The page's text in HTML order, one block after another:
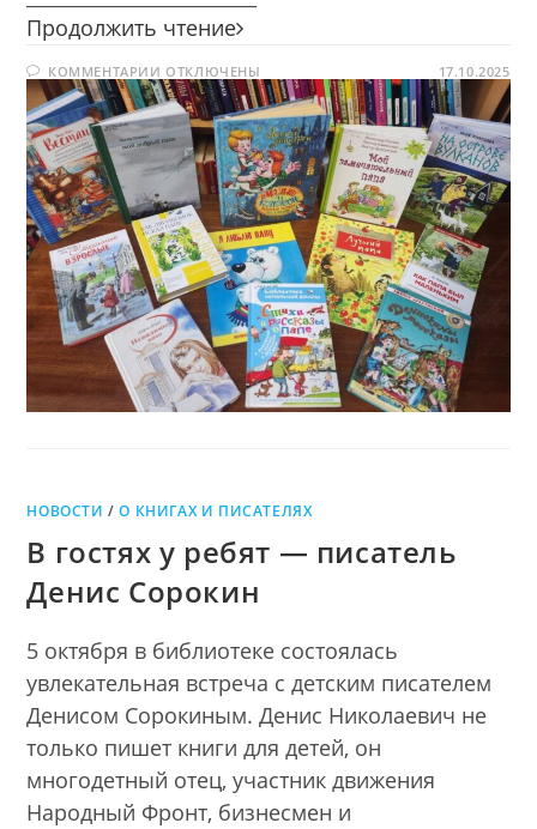
Продолжить чтение Про
с
любовью
и
улыбкой
КОММЕНТАРИИ К
ЗАПИСИ
ПРО
ПАПУ
С
ЛЮБОВЬЮ
И
УЛЫБКОЙ
ОТКЛЮЧЕНЫ 17.10.2025
НОВОСТИ /О КНИГАХ И ПИСАТЕЛЯХ
В гостях у ребят — писатель
Денис Сорокин
5 октября в библиотеке состоялась
увлекательная встреча с детским писателем
Денисом Сорокиным. Денис Николаевич не
только пишет книги для детей, он
многодетный отец, участник движения
Народный Фронт, бизнесмен и